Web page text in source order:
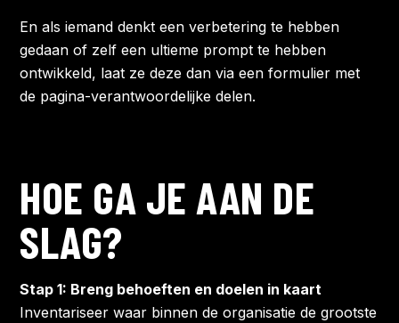
En als iemand denkt een verbetering te hebben
gedaan of zelf een ultieme prompt te hebben
ontwikkeld, laat ze deze dan via een formulier met
de pagina-verantwoordelijke delen.
HOE GA JE AAN DE
SLAG?
Stap 1: Breng behoeften en doelen in kaart
Inventariseer waar binnen de organisatie de grootste